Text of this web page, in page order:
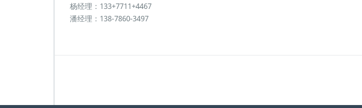
杨经理：133+7711+4467
潘经理：138-7860-3497